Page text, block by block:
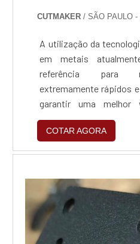
CUTMAKER/ SÃO PAULO -
A utilização da
em metais
referência para
extremamente rápidos
garantir uma melhor
determinada marca
maneira, a utilização
laser caneta é cada vez
o processo de
difundido em vários
COTAR AGORA